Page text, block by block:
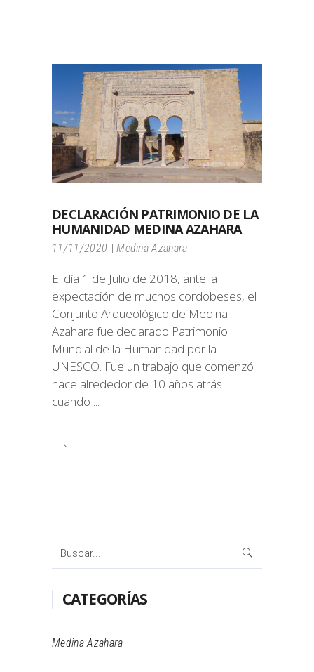
DECLARACIÓN PATRIMONIO DE LA
HUMANIDAD MEDINA AZAHARA
11/11/2020 Medina Azahara
El día 1 de Julio de 2018, ante la
expectación de muchos cordobeses, el
Conjunto Arqueológico de Medina
Azahara fue declarado Patrimonio
Mundial de la Humanidad por la
UNESCO. Fue un trabajo que comenzó
hace alrededor de 10 años atrás
cuando
Buscar:
CATEGORÍAS
Medina Azahara